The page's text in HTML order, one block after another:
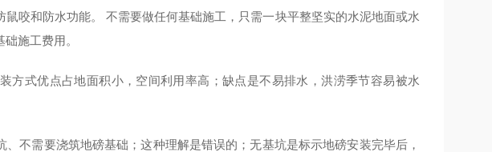
咬和防水功能。 不需要做任何基础施工，只需一块平整坚实的水泥地面或水
施工费用。
方式优点占地面积小，空间利用率高；缺点是不易排水，洪涝季节容易被水
不需要浇筑地磅基础；这种理解是错误的；无基坑是标示地磅安装完毕后，